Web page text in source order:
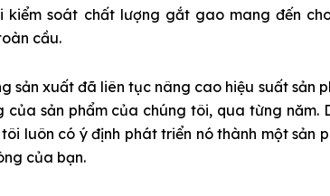
kiểm soát chất lượng gắt gao mang đến
cầu.
sản xuất đã liên tục nâng cao hiệu suất
của sản phẩm của chúng tôi, qua từng
luôn có ý định phát triển nó thành một sản
của bạn.